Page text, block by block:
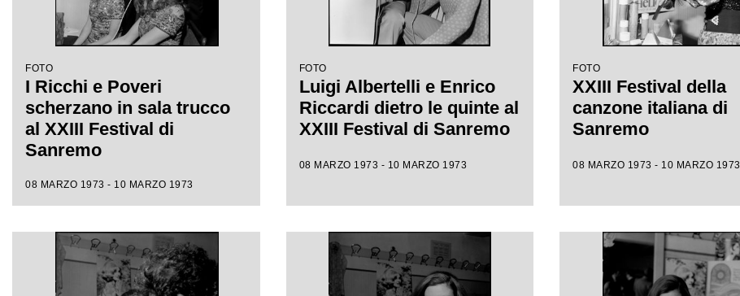
FOTO
I Ricchi e Poveri
scherzano in sala trucco
al XXIII Festival di
Sanremo
08 MARZO 1973 - 10 MARZO 1973
FOTO
Luigi Albertelli e Enrico
Riccardi dietro le quinte al
XXIII Festival di Sanremo
08 MARZO 1973 - 10 MARZO 1973
FOTO
XXIII Festival della
canzone italiana di
Sanremo
08 MARZO 1973 - 10 MARZO 1973